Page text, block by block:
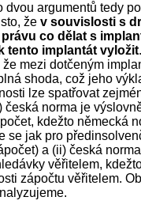
dvou argumentů tedy
že v souvislosti s
co dělat s
tento implantát vyložit
mezi dotčeným
shoda, což jeho
lze spatřovat
česká norma je
kdežto německá
se jak pro
a (ii) česká
věřitelem,
zápočtu věřitelem.